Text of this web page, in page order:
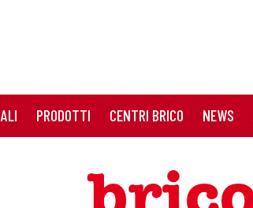
PRODOTTI CENTRI BRICO NEWS